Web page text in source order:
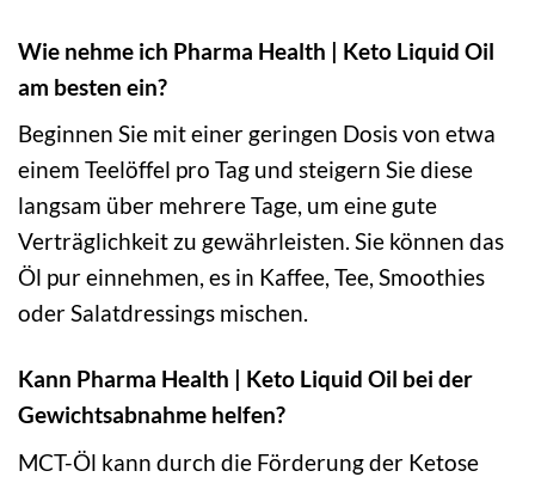
Wie nehme ich Pharma Health | Keto Liquid Oil
am besten ein?
Beginnen Sie mit einer geringen Dosis von etwa
einem Teelöffel pro Tag und steigern Sie diese
langsam über mehrere Tage, um eine gute
Verträglichkeit zu gewährleisten. Sie können das
Öl pur einnehmen, es in Kaffee, Tee, Smoothies
oder Salatdressings mischen.
Kann Pharma Health | Keto Liquid Oil bei der
Gewichtsabnahme helfen?
MCT-Öl kann durch die Förderung der Ketose